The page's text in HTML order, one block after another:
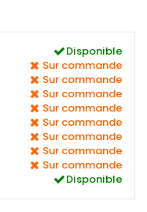
Disponible
Sur commande
Sur commande
Sur commande
Sur commande
Sur commande
Sur commande
Sur commande
Sur commande
Disponible